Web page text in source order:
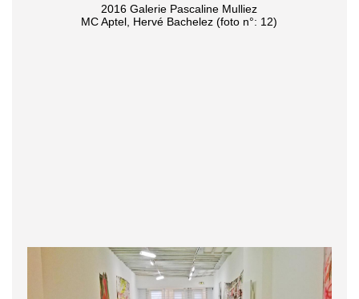
2016 Galerie Pascaline Mulliez
MC Aptel, Hervé Bachelez (foto n°: 12)